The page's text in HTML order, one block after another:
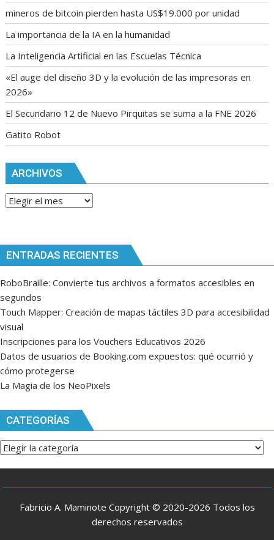
mineros de bitcoin pierden hasta US$19.000 por unidad
La importancia de la IA en la humanidad
La Inteligencia Artificial en las Escuelas Técnica
«El auge del diseño 3D y la evolución de las impresoras en
2026»
El Secundario 12 de Nuevo Pirquitas se suma a la FNE 2026
Gatito Robot
ARCHIVOS
Archivos
ENTRADAS RECIENTES
RoboBraille: Convierte tus archivos a formatos accesibles en
segundos
Touch Mapper: Creación de mapas táctiles 3D para accesibilidad
visual
Inscripciones para los Vouchers Educativos 2026
Datos de usuarios de Booking.com expuestos: qué ocurrió y
cómo protegerse
La Magia de los NeoPixels
CATEGORÍAS
Categorías
Fabricio A. Maminote Copyright © 2020-2026 Todos los
derechos reservados